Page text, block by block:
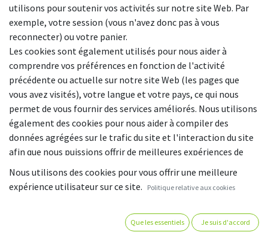
utilisons pour soutenir vos activités sur notre site Web. Par
exemple, votre session (vous n'avez donc pas à vous
reconnecter) ou votre panier.
Les cookies sont également utilisés pour nous aider à
comprendre vos préférences en fonction de l'activité
précédente ou actuelle sur notre site Web (les pages que
vous avez visités), votre langue et votre pays, ce qui nous
permet de vous fournir des services améliorés. Nous utilisons
également des cookies pour nous aider à compiler des
données agrégées sur le trafic du site et l'interaction du site
afin que nous puissions offrir de meilleures expériences de
site et de meilleurs outils à l'avenir.
Voici un aperçu des cookies susceptibles d'être stockés sur
Nous utilisons des cookies pour vous offrir une meilleure
expérience utilisateur sur ce site.
Politique relative aux cookies
Que les essentiels Je suis d'accord